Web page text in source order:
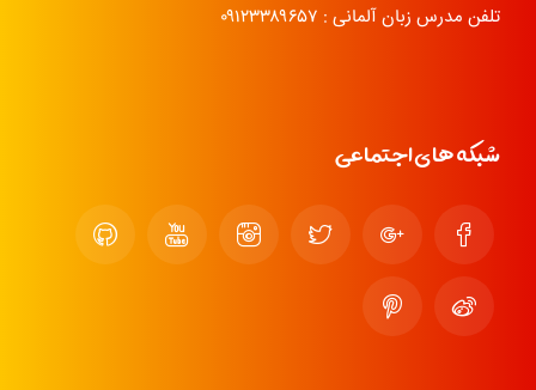
تلفن مدرس زبان آلمانی : ۰۹۱۲۳۳۸۹۶۵۷
شبکه های اجتماعی